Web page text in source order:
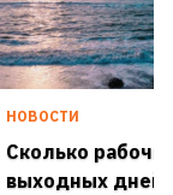
НОВОСТИ
Сколько
выходных дней